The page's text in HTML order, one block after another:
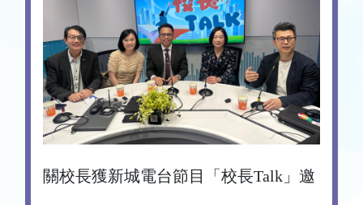
關校長獲新城電台節目「校長Talk」邀